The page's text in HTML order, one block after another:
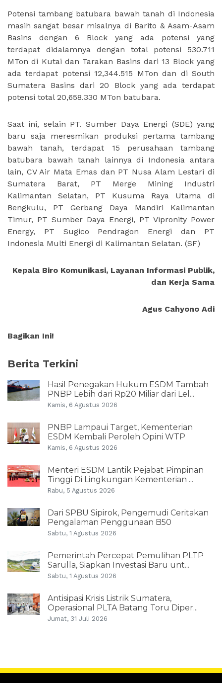
Potensi tambang batubara bawah tanah di Indonesia
masih sangat besar misalnya di Barito & Asam-Asam
Basins dengan 6 Block yang ada potensi yang
terdapat didalamnya dengan total potensi 530.711
MTon di Kutai dan Tarakan Basins dari 13 Block yang
ada terdapat potensi 12,344.515 MTon dan di South
Sumatera Basins dari 20 Block yang ada terdapat
potensi total 20,658.330 MTon batubara.
Saat ini, selain PT. Sumber Daya Energi (SDE) yang
baru saja meresmikan produksi pertama tambang
bawah tanah, terdapat 15 perusahaan tambang
batubara bawah tanah lainnya di Indonesia antara
lain, CV Air Mata Emas dan PT Nusa Alam Lestari di
Sumatera Barat, PT Merge Mining Industri
Kalimantan Selatan, PT Kusuma Raya Utama di
Bengkulu, PT Gerbang Daya Mandiri Kalimantan
Timur, PT Sumber Daya Energi, PT Vipronity Power
Energy, PT Sugico Pendragon Energi dan PT
Indonesia Multi Energi di Kalimantan Selatan. (SF)
Kepala Biro Komunikasi, Layanan Informasi Publik,
dan Kerja Sama
Agus Cahyono Adi
Bagikan Ini!
Berita Terkini
Hasil Penegakan Hukum ESDM Tambah
PNBP Lebih dari Rp20 Miliar dari Lel...
Kamis, 6 Agustus 2026
PNBP Lampaui Target, Kementerian
ESDM Kembali Peroleh Opini WTP
Kamis, 6 Agustus 2026
Menteri ESDM Lantik Pejabat Pimpinan
Tinggi Di Lingkungan Kementerian ...
Rabu, 5 Agustus 2026
Dari SPBU Sipirok, Pengemudi Ceritakan
Pengalaman Penggunaan B50
Sabtu, 1 Agustus 2026
Pemerintah Percepat Pemulihan PLTP
Sarulla, Siapkan Investasi Baru unt...
Sabtu, 1 Agustus 2026
Antisipasi Krisis Listrik Sumatera,
Operasional PLTA Batang Toru Diper...
Jumat, 31 Juli 2026